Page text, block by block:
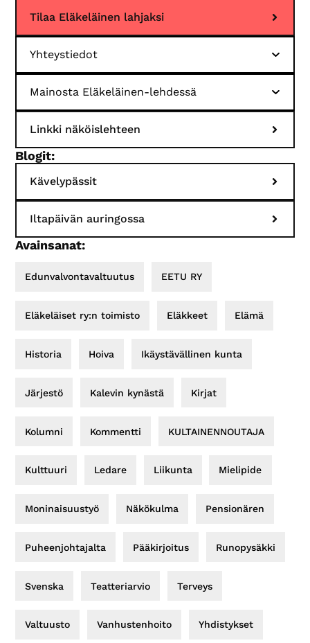
Tilaa Eläkeläinen lahjaksi
Yhteystiedot
Mainosta Eläkeläinen-lehdessä
Linkki näköislehteen
Blogit:
Kävelypässit
Iltapäivän auringossa
Avainsanat:
Edunvalvontavaltuutus EETU RY
Eläkeläiset ry:n toimisto Eläkkeet Elämä
Historia Hoiva Ikäystävällinen kunta
Järjestö Kalevin kynästä Kirjat
Kolumni Kommentti KULTAINENNOUTAJA
Kulttuuri Ledare Liikunta Mielipide
Moninaisuustyö Näkökulma Pensionären
Puheenjohtajalta Pääkirjoitus Runopysäkki
Svenska Teatteriarvio Terveys
Valtuusto Vanhustenhoito Yhdistykset